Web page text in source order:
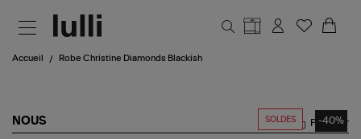
Accueil Robe Christine Diamonds Blackish
SOLDES -40%
NOUS Partager